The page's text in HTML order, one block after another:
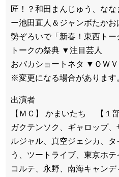
匠！？和田まんじゅう、な
ー池田直人＆ジャンボたか
勢ぞろいで「新春！東西ト
トークの祭典 ▼注目芸人
おバカショートネタ ▼ＯＷ
※変更になる場合があります
出演者
【ＭＣ】 かまいたち 【１
ガクテンソク、ギャロップ
ルジャル、真空ジェシカ、
う、ツートライブ、東京ホ
コルテ、永野、南海キャン